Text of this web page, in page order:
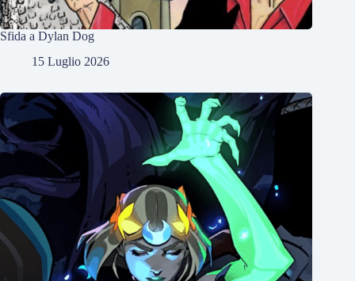
Sfida a Dylan Dog
15 Luglio 2026